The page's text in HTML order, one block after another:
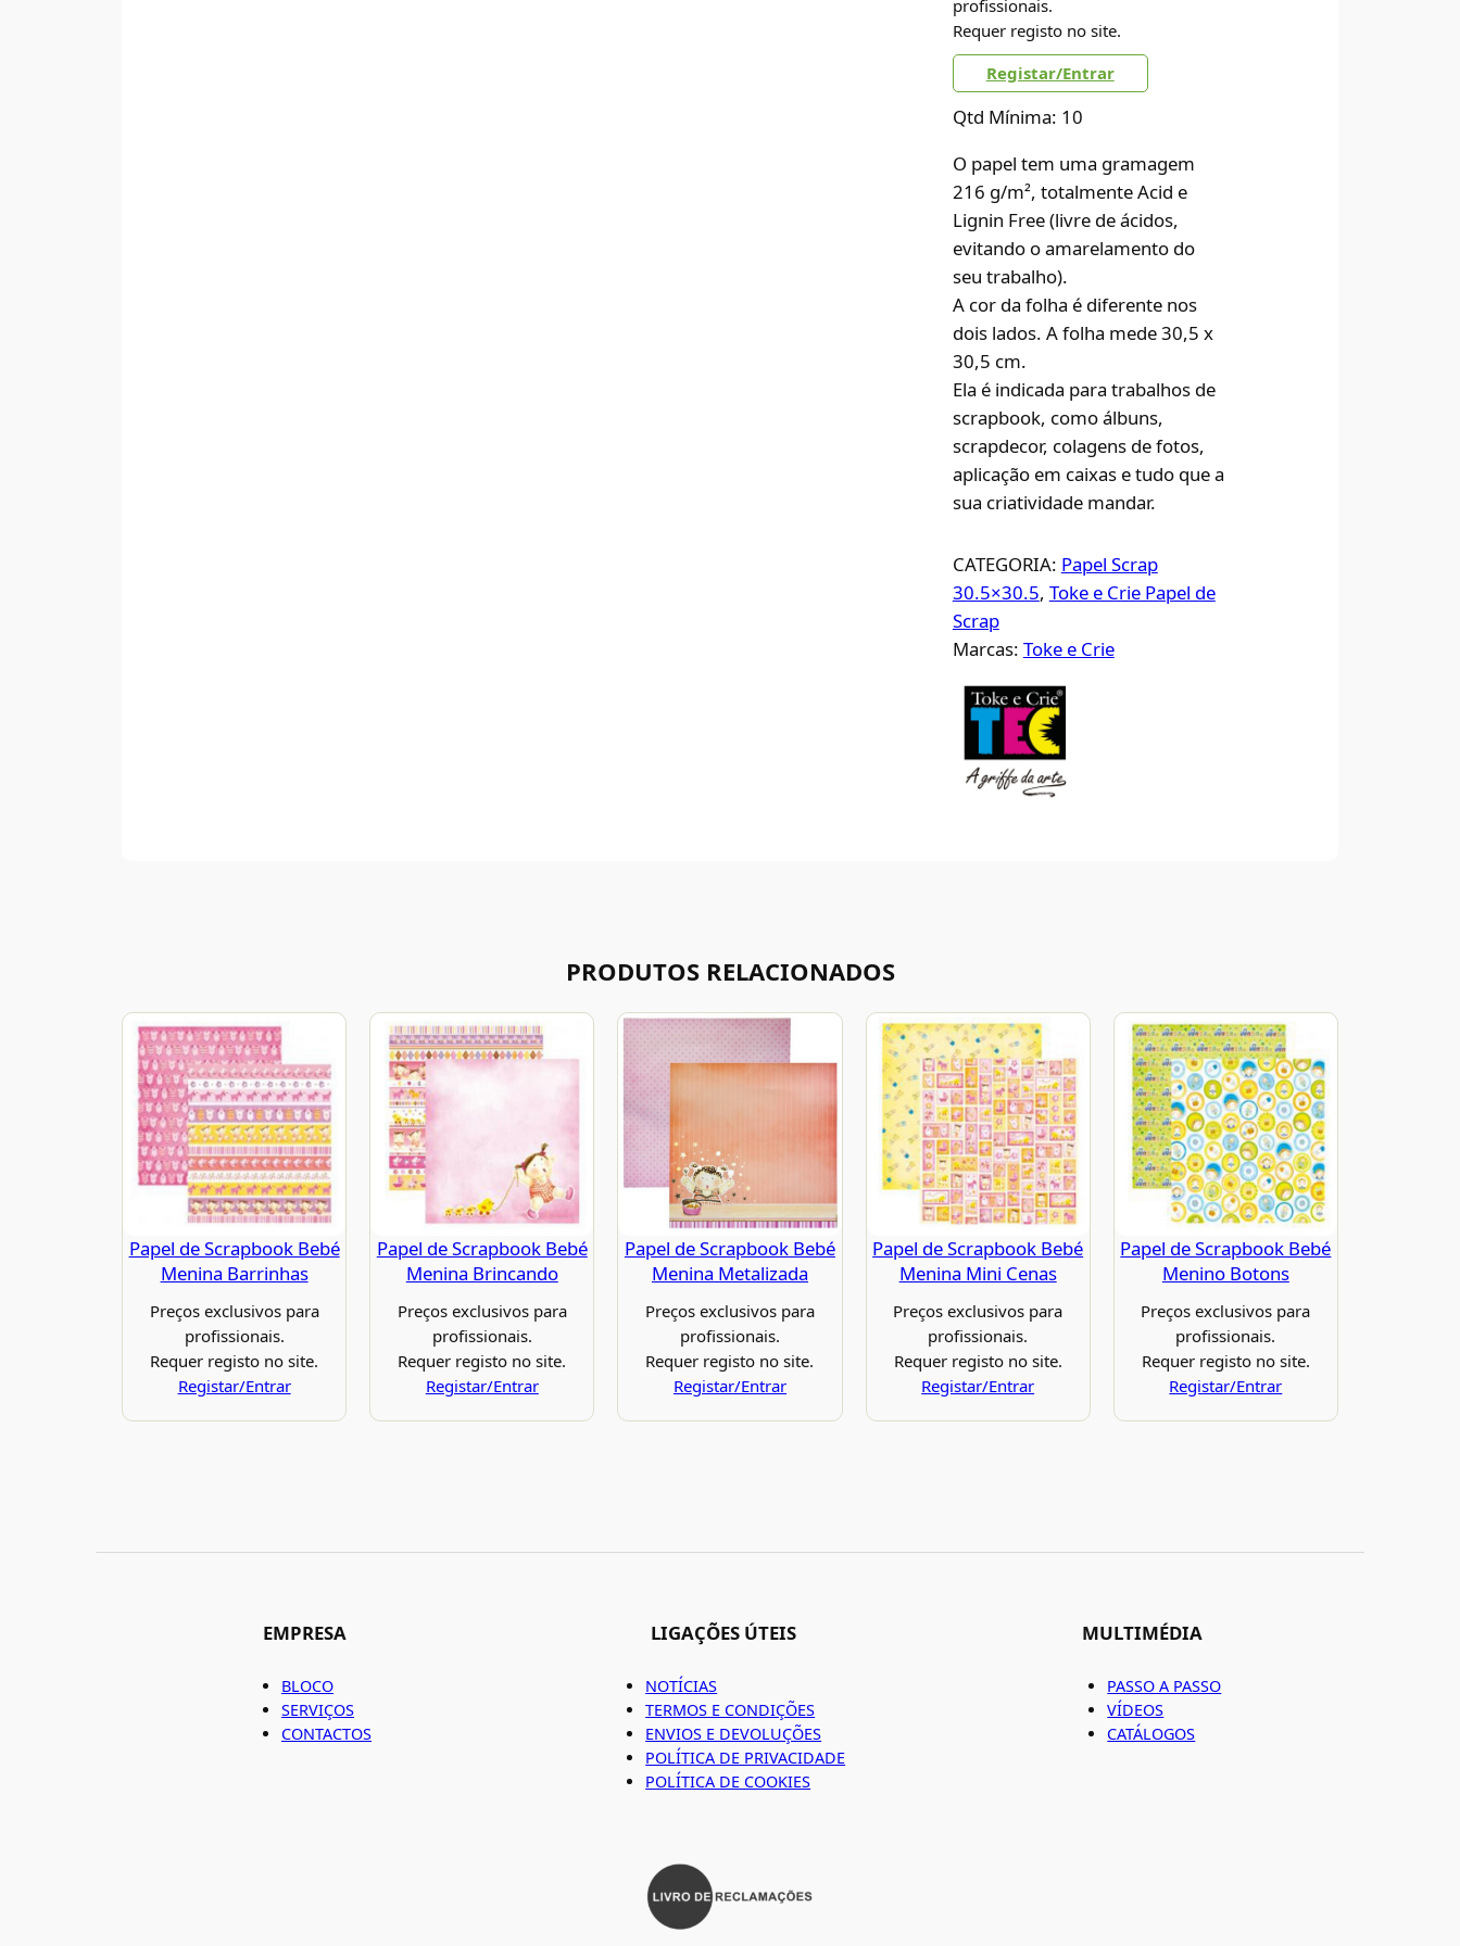
profissionais.
Requer registo no site.
Registar/Entrar
Qtd Mínima: 10
O papel tem uma gramagem
216 g/m², totalmente Acid e
Lignin Free (livre de ácidos,
evitando o amarelamento do
seu trabalho).
A cor da folha é diferente nos
dois lados. A folha mede 30,5 x
30,5 cm.
Ela é indicada para trabalhos de
scrapbook, como álbuns,
scrapdecor, colagens de fotos,
aplicação em caixas e tudo que a
sua criatividade mandar.
CATEGORIA: Papel Scrap
30.5×30.5, Toke e Crie Papel de
Scrap
Marcas: Toke e Crie
PRODUTOS RELACIONADOS
Papel de Scrapbook Bebé
Menina Barrinhas
Preços exclusivos para
profissionais.
Requer registo no site.
Registar/Entrar
Papel de Scrapbook Bebé
Menina Brincando
Preços exclusivos para
profissionais.
Requer registo no site.
Registar/Entrar
Papel de Scrapbook Bebé
Menina Metalizada
Preços exclusivos para
profissionais.
Requer registo no site.
Registar/Entrar
Papel de Scrapbook Bebé
Menina Mini Cenas
Preços exclusivos para
profissionais.
Requer registo no site.
Registar/Entrar
Papel de Scrapbook Bebé
Menino Botons
Preços exclusivos para
profissionais.
Requer registo no site.
Registar/Entrar
EMPRESA
BLOCO
SERVIÇOS
CONTACTOS
LIGAÇÕES ÚTEIS
NOTÍCIAS
TERMOS E CONDIÇÕES
ENVIOS E DEVOLUÇÕES
POLÍTICA DE PRIVACIDADE
POLÍTICA DE COOKIES
MULTIMÉDIA
PASSO A PASSO
VÍDEOS
CATÁLOGOS